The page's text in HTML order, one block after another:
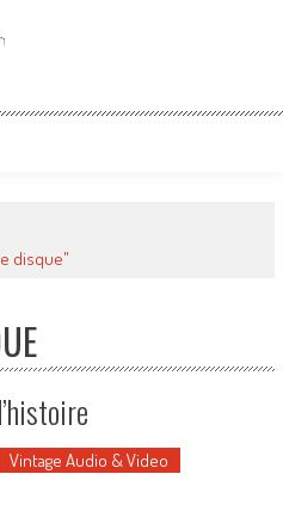
disque"
Vintage Audio & Video